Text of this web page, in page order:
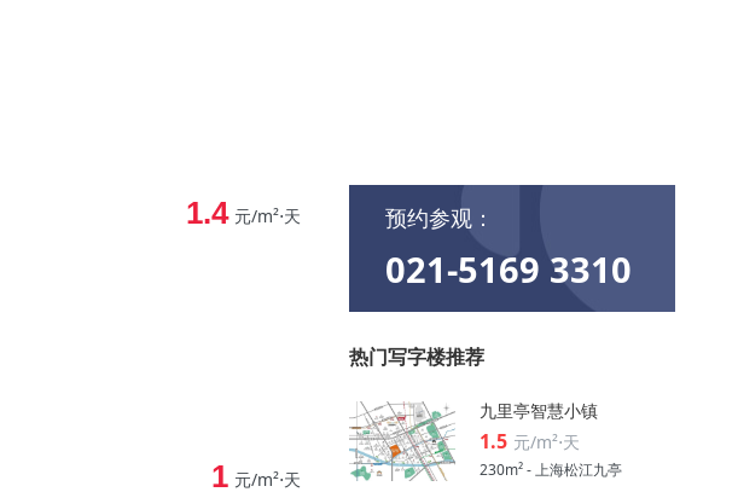
1.4 元/m²⋅天
1 元/m²⋅天
预约参观：
021-5169 3310
热门写字楼推荐
九里亭智慧小镇
1.5 元/m²⋅天
230m² - 上海松江九亭